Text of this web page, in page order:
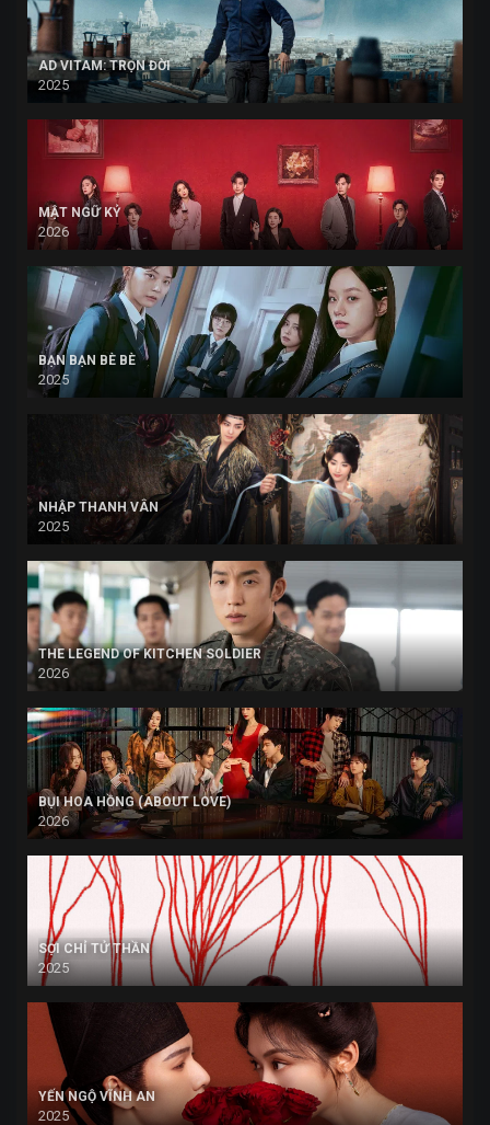
AD VITAM: TRỌN ĐỜI
2025
MẬT NGỮ KỶ
2026
BẠN BẠN BÈ BÈ
2025
NHẬP THANH VÂN
2025
THE LEGEND OF KITCHEN SOLDIER
2026
BỤI HOA HỒNG (ABOUT LOVE)
2026
SỢI CHỈ TỬ THẦN
2025
YẾN NGỘ VĨNH AN
2025